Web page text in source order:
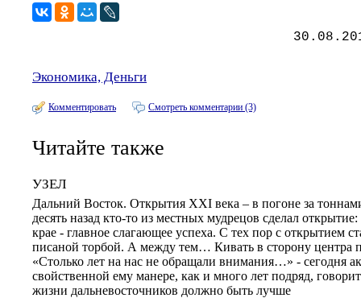
Экономика, Деньги
Комментировать Смотреть комментарии (3)
Читайте также
УЗЕЛ
Дальний Восток. Открытия ХХI века – в погоне за
десять назад кто-то из местных мудрецов сделал
крае - главное слагающее успеха. С тех пор с открытием
писаной торбой. А между тем… Кивать в сторону центра
«Столько лет на нас не обращали внимания…» - сегодня
свойственной ему манере, как и много лет подряд,
жизни дальневосточников должно быть лучше